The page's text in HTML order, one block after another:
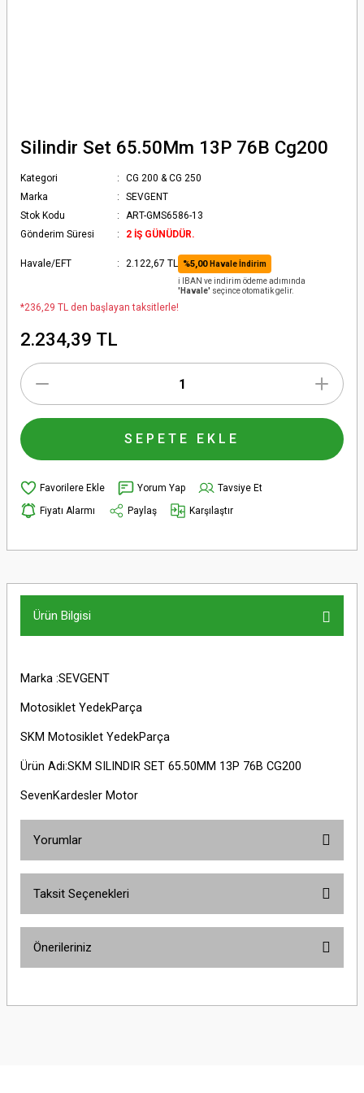
Silindir Set 65.50Mm 13P 76B Cg200
Kategori
CG 200 & CG 250
Marka
SEVGENT
Stok Kodu
ART-GMS6586-13
Gönderim Süresi
2 İŞ GÜNÜDÜR.
Havale/EFT 2.122,67 TL %5,00 Havale İndirim
ℹ️ IBAN ve indirim ödeme adımında
'Havale' seçince otomatik gelir.
*236,29 TL den başlayan taksitlerle!
2.234,39 TL
SEPETE EKLE
Yorum Yap
Tavsiye Et
Fiyatı Alarmı
Paylaş Karşılaştır
Ürün Bilgisi
Marka :SEVGENT
Motosiklet YedekParça
SKM Motosiklet YedekParça
Ürün Adi:SKM SILINDIR SET 65.50MM 13P 76B CG200
SevenKardesler Motor
Yorumlar
Taksit Seçenekleri
Önerileriniz
yetersiz gördüğünüz noktaları öneri formunu kullanarak tarafımıza